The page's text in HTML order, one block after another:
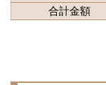
合計金額